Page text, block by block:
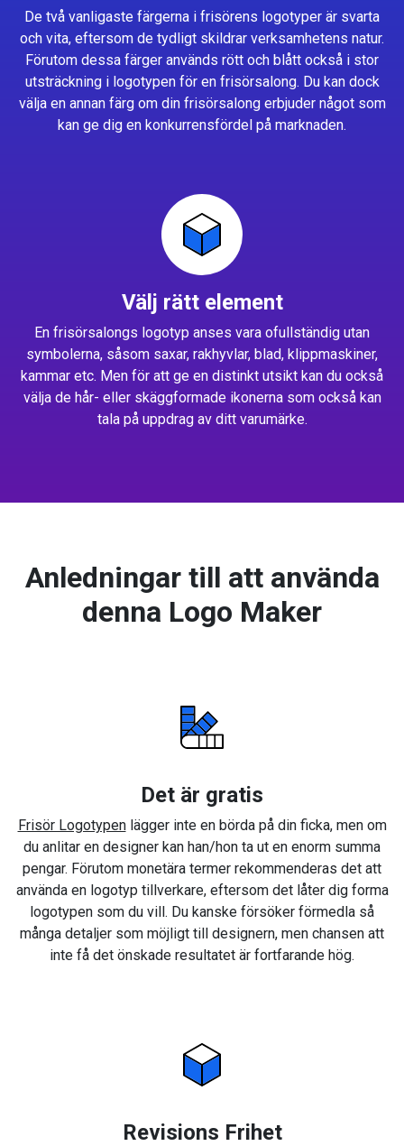
De två vanligaste färgerna i frisörens logotyper är svarta
och vita, eftersom de tydligt skildrar verksamhetens natur.
Förutom dessa färger används rött och blått också i stor
utsträckning i logotypen för en frisörsalong. Du kan dock
välja en annan färg om din frisörsalong erbjuder något som
kan ge dig en konkurrensfördel på marknaden.
Välj rätt element
En frisörsalongs logotyp anses vara ofullständig utan
symbolerna, såsom saxar, rakhyvlar, blad, klippmaskiner,
kammar etc. Men för att ge en distinkt utsikt kan du också
välja de hår- eller skäggformade ikonerna som också kan
tala på uppdrag av ditt varumärke.
Anledningar till att använda
denna Logo Maker
Det är gratis
Frisör Logotypenlägger inte en börda på din ficka, men om
du anlitar en designer kan han/hon ta ut en enorm summa
pengar. Förutom monetära termer rekommenderas det att
använda en logotyp tillverkare, eftersom det låter dig forma
logotypen som du vill. Du kanske försöker förmedla så
många detaljer som möjligt till designern, men chansen att
inte få det önskade resultatet är fortfarande hög.
Revisions Frihet